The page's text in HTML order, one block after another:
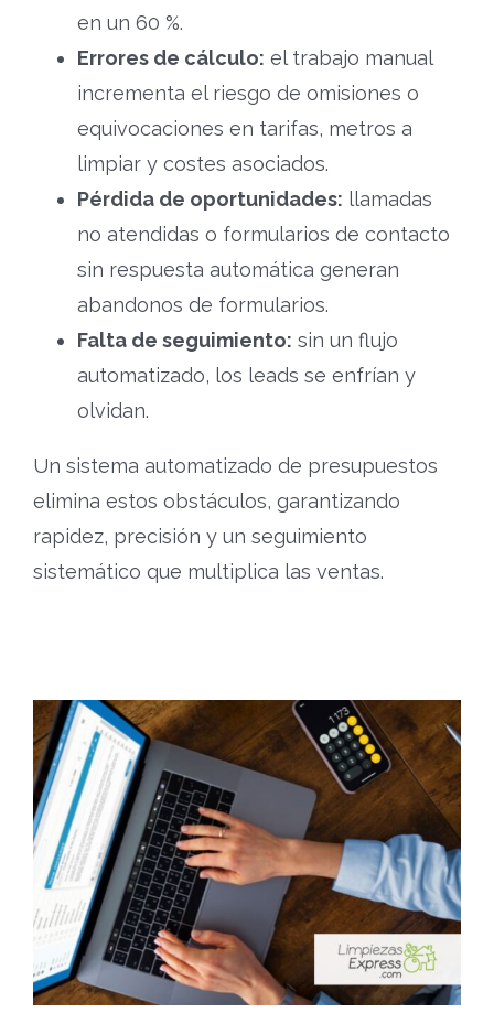
en un 60 %.
Errores de cálculo: el trabajo manual
incrementa el riesgo de omisiones o
equivocaciones en tarifas, metros a
limpiar y costes asociados.
Pérdida de oportunidades: llamadas
no atendidas o formularios de contacto
sin respuesta automática generan
abandonos de formularios.
Falta de seguimiento: sin un flujo
automatizado, los leads se enfrían y
olvidan.
Un sistema automatizado de presupuestos
elimina estos obstáculos, garantizando
rapidez, precisión y un seguimiento
sistemático que multiplica las ventas.